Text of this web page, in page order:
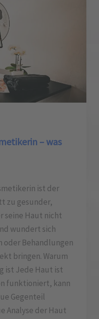
– was
ist der
zu gesunder,
seine Haut nicht
wundert sich
oder Behandlungen
bringen. Warum
ist Jede Haut ist
funktioniert, kann
Gegenteil
Analyse der Haut